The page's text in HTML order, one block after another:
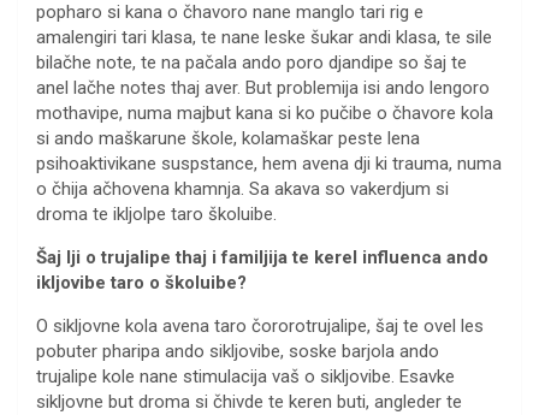
popharo si kana o čhavoro nane manglo tari rig e
amalengiri tari klasa, te nane leske šukar andi klasa, te sile
bilačhe note, te na pačala ando poro djandipe so šaj te
anel lačhe notes thaj aver. But problemija isi ando lengoro
mothavipe, numa majbut kana si ko pučibe o čhavore kola
si ando maškarune škole, kolamaškar peste lena
psihoaktivikane suspstance, hem avena dji ki trauma, numa
o čhija ačhovena khamnja. Sa akava so vakerdjum si
droma te ikljolpe taro školuibe.
Šaj lji o trujalipe thaj i familjija te kerel influenca ando
ikljovibe taro o školuibe?
O sikljovne kola avena taro čororotrujalipe, šaj te ovel les
pobuter pharipa ando sikljovibe, soske barjola ando
trujalipe kole nane stimulacija vaš o sikljovibe. Esavke
sikljovne but droma si čhivde te keren buti, angleder te